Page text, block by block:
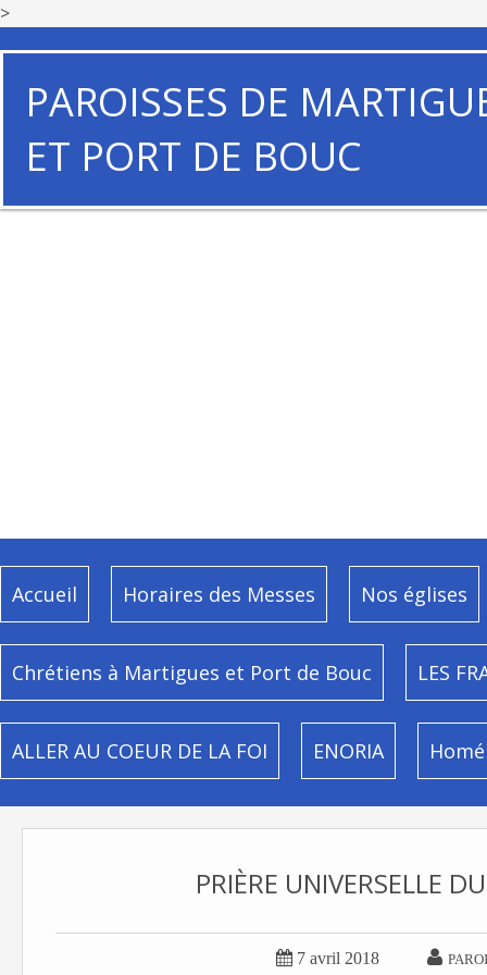
>
PAROISSES DE
ET PORT DE BOUC
Accueil Horaires des Messes Nos églises
Chrétiens à Martigues et Port de Bouc LES
ALLER AU COEUR DE LA FOI ENORIA
PRIÈRE UNIVERSELLE
 7 avril 2018 